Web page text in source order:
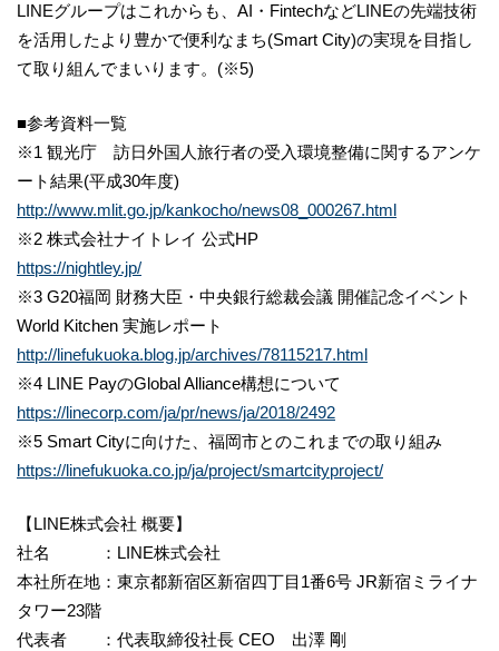
LINEグループはこれからも、AI・FintechなどLINEの先端技術
を活用したより豊かで便利なまち(Smart City)の実現を目指し
て取り組んでまいります。(※5)
■参考資料一覧
※1 観光庁 訪日外国人旅行者の受入環境整備に関するアンケ
ート結果(平成30年度)
http://www.mlit.go.jp/kankocho/news08_000267.html
※2 株式会社ナイトレイ 公式HP
https://nightley.jp/
※3 G20福岡 財務大臣・中央銀行総裁会議 開催記念イベント
World Kitchen 実施レポート
http://linefukuoka.blog.jp/archives/78115217.html
※4 LINE PayのGlobal Alliance構想について
https://linecorp.com/ja/pr/news/ja/2018/2492
※5 Smart Cityに向けた、福岡市とのこれまでの取り組み
https://linefukuoka.co.jp/ja/project/smartcityproject/
【LINE株式会社 概要】
社名 ：LINE株式会社
本社所在地：東京都新宿区新宿四丁目1番6号 JR新宿ミライナ
タワー23階
代表者 ：代表取締役社長 CEO 出澤 剛